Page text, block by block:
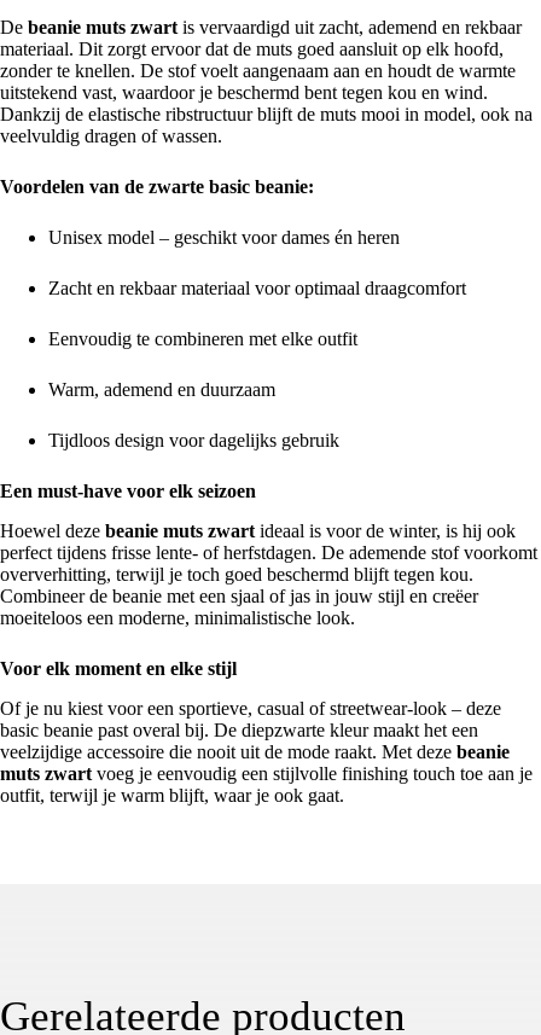
De beanie muts zwart is vervaardigd uit zacht, ademend en rekbaar
materiaal. Dit zorgt ervoor dat de muts goed aansluit op elk hoofd,
zonder te knellen. De stof voelt aangenaam aan en houdt de warmte
uitstekend vast, waardoor je beschermd bent tegen kou en wind.
Dankzij de elastische ribstructuur blijft de muts mooi in model, ook na
veelvuldig dragen of wassen.
Voordelen van de zwarte basic beanie:
Unisex model – geschikt voor dames én heren
Zacht en rekbaar materiaal voor optimaal draagcomfort
Eenvoudig te combineren met elke outfit
Warm, ademend en duurzaam
Tijdloos design voor dagelijks gebruik
Een must-have voor elk seizoen
Hoewel deze beanie muts zwart ideaal is voor de winter, is hij ook
perfect tijdens frisse lente- of herfstdagen. De ademende stof voorkomt
oververhitting, terwijl je toch goed beschermd blijft tegen kou.
Combineer de beanie met een sjaal of jas in jouw stijl en creëer
moeiteloos een moderne, minimalistische look.
Voor elk moment en elke stijl
Of je nu kiest voor een sportieve, casual of streetwear-look – deze
basic beanie past overal bij. De diepzwarte kleur maakt het een
veelzijdige accessoire die nooit uit de mode raakt. Met deze beanie
muts zwart voeg je eenvoudig een stijlvolle finishing touch toe aan je
outfit, terwijl je warm blijft, waar je ook gaat.
Gerelateerde producten